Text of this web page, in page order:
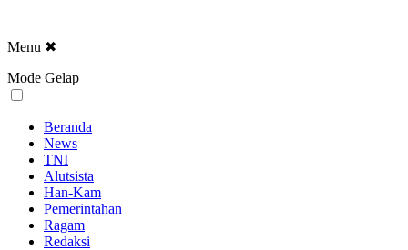
Menu ✖
Mode Gelap
Beranda
News
TNI
Alutsista
Han-Kam
Pemerintahan
Ragam
Redaksi